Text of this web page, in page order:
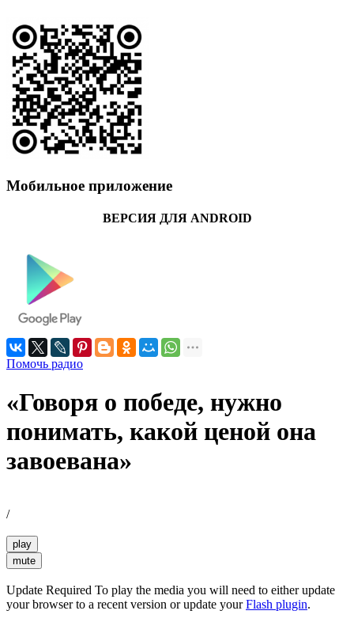
Мобильное приложение
ВЕРСИЯ ДЛЯ ANDROID
Помочь радио
«Говоря о победе, нужно
понимать, какой ценой она
завоевана»
/
play
mute
Update Required To play the media you will need to either update
your browser to a recent version or update yourFlash plugin.